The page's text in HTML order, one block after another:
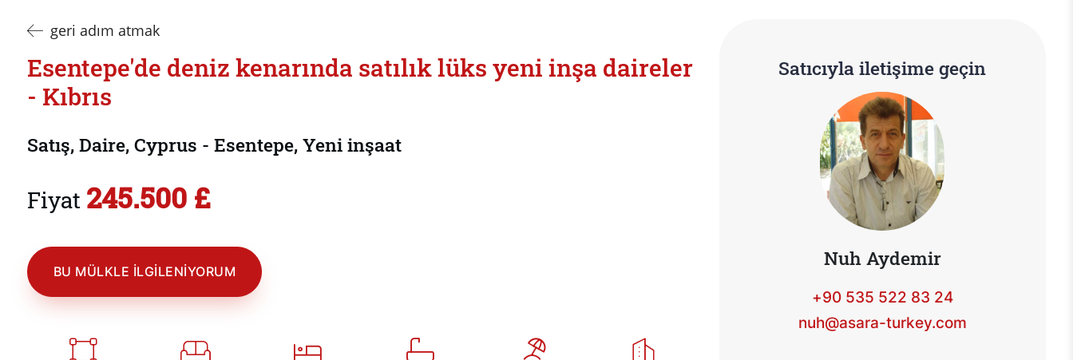
geri adım atmak
Esentepe'de deniz kenarında satılık lüks yeni inşa daireler
- Kıbrıs
Satış, Daire, Cyprus - Esentepe, Yeni inşaat
Fiyat 245.500 £
BU MÜLKLE ILGILENIYORUM
Satıcıyla iletişime geçin
Nuh Aydemir
+90 535 522 83 24
nuh@asara-turkey.com